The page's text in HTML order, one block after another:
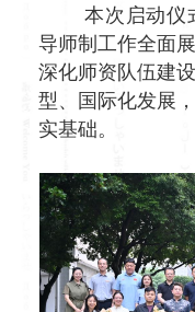
本次启动仪
导师制工作全面
深化师资队伍建
型、国际化发展
实基础。